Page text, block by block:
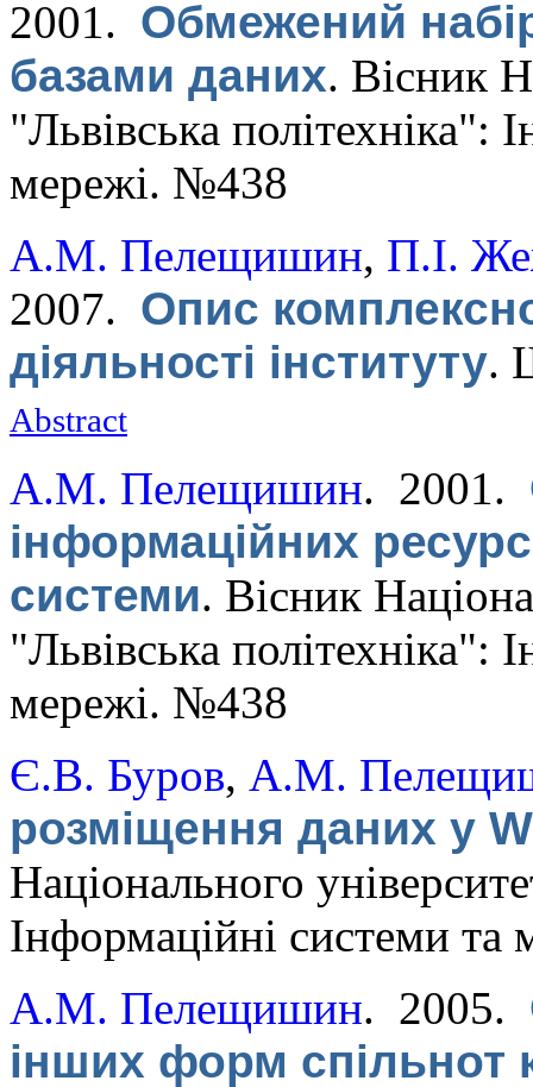
2001. Обмежений
базами даних. Вісник
"Львівська політехніка":
мережі. №438
А.М. Пелещишин, П.І.
2007. Опис
діяльності інституту.
Abstract
А.М. Пелещишин. 2001.
інформаційних
системи. Вісник
"Львівська політехніка":
мережі. №438
Є.В. Буров, А.М.
розміщення даних у
Національного
Інформаційні системи
А.М. Пелещишин. 2005.
інших форм спільнот